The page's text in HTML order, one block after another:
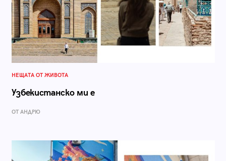
НЕЩАТА ОТ ЖИВОТА
Узбекистанско ми е
ОТ АНДРЮ